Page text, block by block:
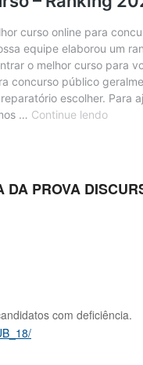
DA PROVA
com deficiência.